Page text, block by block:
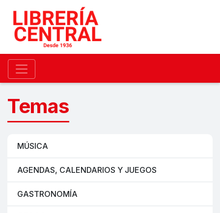
Temas
MÚSICA
AGENDAS, CALENDARIOS Y JUEGOS
GASTRONOMÍA